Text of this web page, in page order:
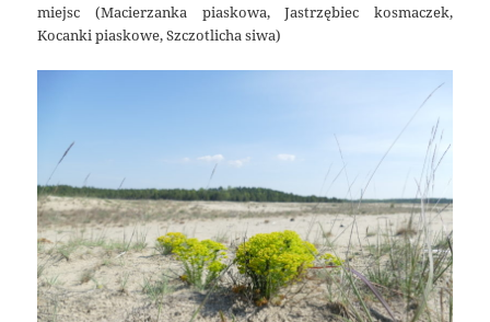
miejsc (Macierzanka piaskowa, Jastrzębiec kosmaczek,
Kocanki piaskowe, Szczotlicha siwa)